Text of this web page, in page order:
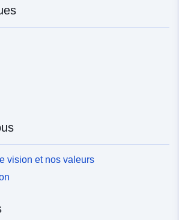
vision et nos valeurs